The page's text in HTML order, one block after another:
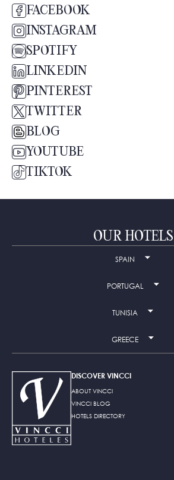
FACEBOOK
INSTAGRAM
SPOTIFY
LINKEDIN
PINTEREST
TWITTER
BLOG
YOUTUBE
TIKTOK
OUR HOTELS
SPAIN
PORTUGAL
TUNISIA
GREECE
DISCOVER VINCCI
ABOUT VINCCI
VINCCI BLOG
HOTELS DIRECTORY